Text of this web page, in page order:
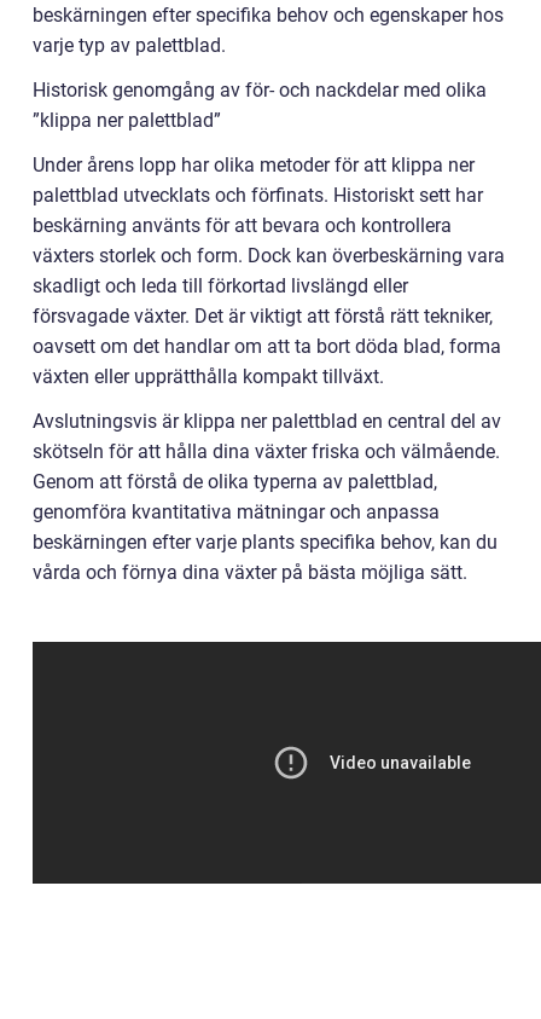
beskärningen efter specifika behov och egenskaper hos
varje typ av palettblad.
Historisk genomgång av för- och nackdelar med olika
”klippa ner palettblad”
Under årens lopp har olika metoder för att klippa ner
palettblad utvecklats och förfinats. Historiskt sett har
beskärning använts för att bevara och kontrollera
växters storlek och form. Dock kan överbeskärning vara
skadligt och leda till förkortad livslängd eller
försvagade växter. Det är viktigt att förstå rätt tekniker,
oavsett om det handlar om att ta bort döda blad, forma
växten eller upprätthålla kompakt tillväxt.
Avslutningsvis är klippa ner palettblad en central del av
skötseln för att hålla dina växter friska och välmående.
Genom att förstå de olika typerna av palettblad,
genomföra kvantitativa mätningar och anpassa
beskärningen efter varje plants specifika behov, kan du
vårda och förnya dina växter på bästa möjliga sätt.